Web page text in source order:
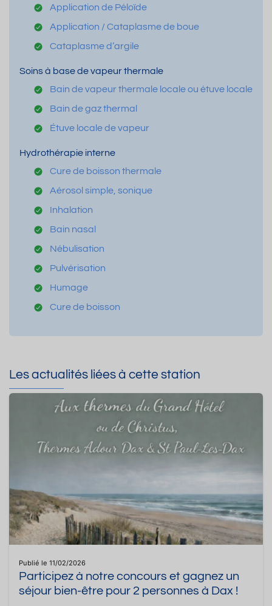
Application de Péloïde
Application / Cataplasme de boue
Cataplasme d’argile
Soins à base de vapeur thermale
Bain de vapeur thermale locale ou étuve locale
Bain de gaz thermal
Étuve locale de vapeur
Hydrothérapie interne
Cure de boisson thermale
Aérosol simple, sonique
Inhalation
Bain nasal
Nébulisation
Pulvérisation
Humage
Cure de boisson
Les actualités liées à cette station
Publié le 11/02/2026
Participez à notre concours et gagnez un
séjour bien-être pour 2 personnes à Dax !